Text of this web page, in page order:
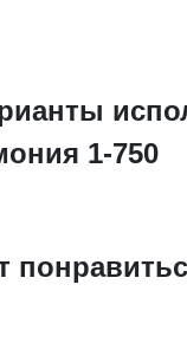
1-750